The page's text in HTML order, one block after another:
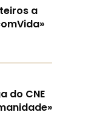
a
do CNE